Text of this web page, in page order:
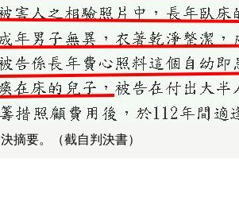
摘要。（截自判決書）